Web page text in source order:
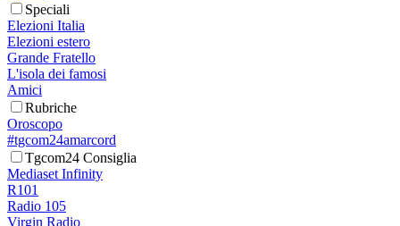
Speciali
Elezioni Italia
Elezioni estero
Grande Fratello
L'isola dei famosi
Amici
Rubriche
Oroscopo
#tgcom24amarcord
Tgcom24 Consiglia
Mediaset Infinity
R101
Radio 105
Virgin Radio